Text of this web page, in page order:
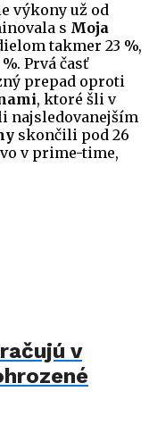
výkony už od
s Moja
takmer 23 %,
Prvá časť
prepad oproti
, ktoré šli v
najsledovanejším
skončili pod 26
v prime-time,
v